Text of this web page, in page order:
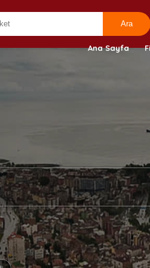
Ana Sayfa